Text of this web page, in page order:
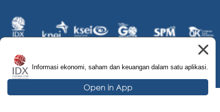
Informasi ekonomi, saham dan keuangan dalam satu aplikasi.
Open in App
© 2026 IDX Channel. All Rights Reserved.